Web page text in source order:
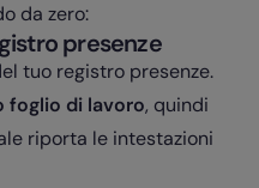
da zero:
presenze
tuo registro presenze.
foglio di lavoro, quindi
riporta le intestazioni